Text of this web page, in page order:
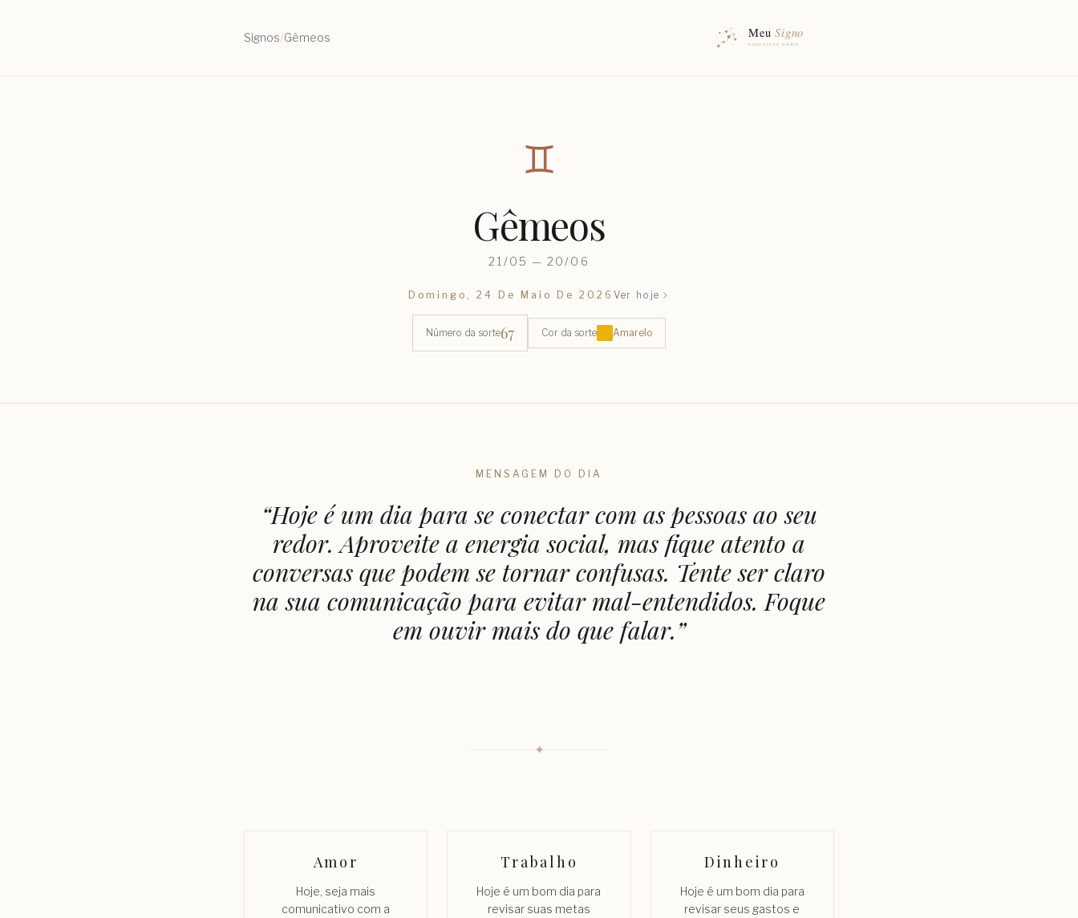
Signos/Gêmeos
♊︎
Gêmeos
21/05 — 20/06
Domingo, 24 De Maio De 2026 Ver hoje
Número da sorte67 Cor da sorte Amarelo
MENSAGEM DO DIA
“Hoje é um dia para se conectar com as pessoas ao seu
redor. Aproveite a energia social, mas fique atento a
conversas que podem se tornar confusas. Tente ser claro
na sua comunicação para evitar mal-entendidos. Foque
em ouvir mais do que falar.”
✦
Amor
Hoje, seja mais
comunicativo com a
Trabalho
Hoje é um bom dia para
revisar suas metas
Dinheiro
Hoje é um bom dia para
revisar seus gastos e